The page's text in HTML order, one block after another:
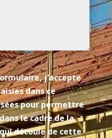
j'accepte
dans ce
pour permettre
le cadre de la
découle de cette